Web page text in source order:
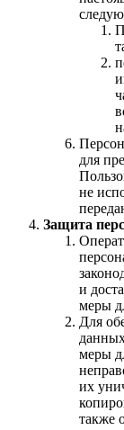
для
не
Защита
и
меры
Для
меры
их
также